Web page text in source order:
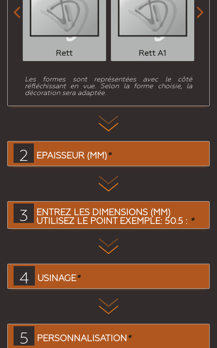
Rett Rett A1
 
Les formes sont représentées avec le côté
réfléchissant en vue. Selon la forme choisie, la
décoration sera adaptée.
2 EPAISSEUR (MM)*
3
ENTREZ LES DIMENSIONS (MM)
UTILISEZ LE POINT EXEMPLE: 50.5 : *
4 USINAGE*
5 PERSONNALISATION*